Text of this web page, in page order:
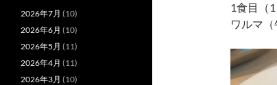
1食目（
ワルマ
2026年7月 (10)
2026年6月 (10)
2026年5月 (11)
2026年4月 (11)
2026年3月 (10)